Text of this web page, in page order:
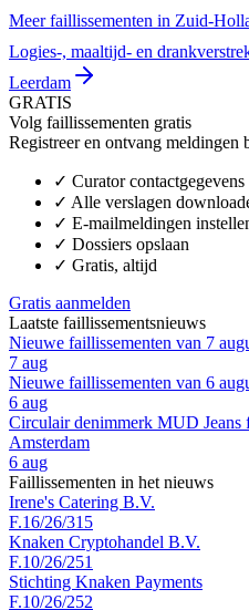
Meer faillissementen in Zuid-
Logies-, maaltijd- en
Leerdam
GRATIS
Volg faillissementen gratis
Registreer en ontvang meldingen
✓ Curator contactgegevens
✓ Alle verslagen
✓ E-mailmeldingen
✓ Dossiers opslaan
✓ Gratis, altijd
Gratis aanmelden
Laatste faillissementsnieuws
Nieuwe faillissementen van 7
7 aug
Nieuwe faillissementen van 6
6 aug
Circulair denimmerk MUD Jeans
Amsterdam
6 aug
Faillissementen in het nieuws
Irene's Catering B.V.
F.16/26/315
Knaken Cryptohandel B.V.
F.10/26/251
Stichting Knaken Payments
F.10/26/252